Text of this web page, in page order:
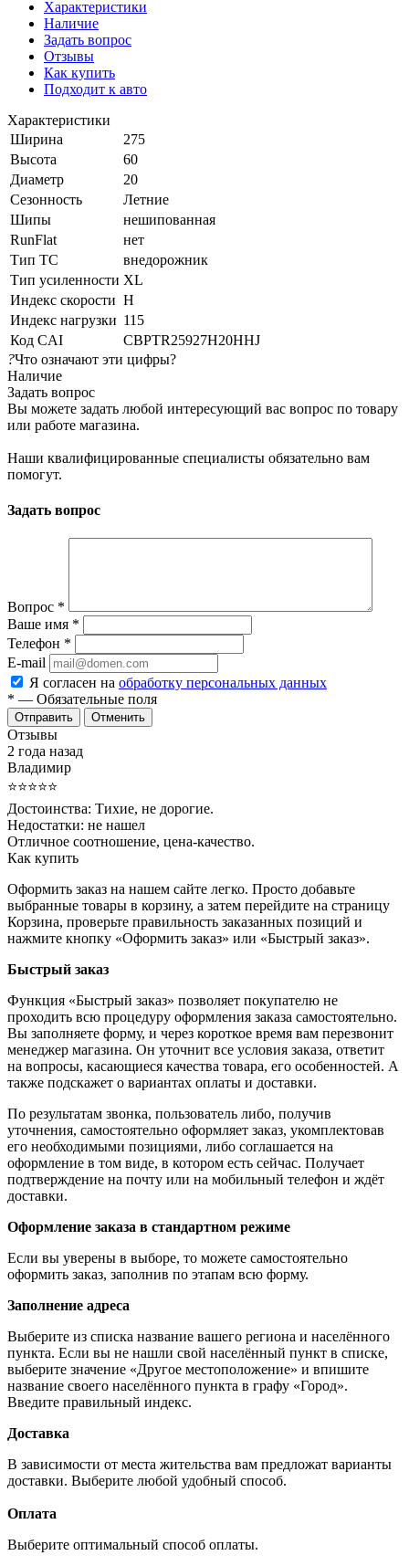
Характеристики
Наличие
Задать вопрос
Отзывы
Как купить
Подходит к авто
Характеристики
Ширина
275
Высота
60
Диаметр
20
Сезонность
Летние
Шипы
нешипованная
RunFlat
нет
Тип ТС
внедорожник
Тип усиленности XL
Индекс скорости H
Индекс нагрузки 115
Код CAI
CBPTR25927H20HHJ
?Что означают эти цифры?
Наличие
Задать вопрос
Вы можете задать любой интересующий вас вопрос по товару
или работе магазина.
Наши квалифицированные специалисты обязательно вам
помогут.
Задать вопрос
Вопрос *
Ваше имя *
Телефон *
E-mail
Я согласен на обработку персональных данных
* — Обязательные поля
Отменить
Отзывы
2 года назад
Владимир
⭐⭐⭐⭐⭐
Достоинства: Тихие, не дорогие.
Недостатки: не нашел
Отличное соотношение, цена-качество.
Как купить
Оформить заказ на нашем сайте легко. Просто добавьте
выбранные товары в корзину, а затем перейдите на страницу
Корзина, проверьте правильность заказанных позиций и
нажмите кнопку «Оформить заказ» или «Быстрый заказ».
Быстрый заказ
Функция «Быстрый заказ» позволяет покупателю не
проходить всю процедуру оформления заказа самостоятельно.
Вы заполняете форму, и через короткое время вам перезвонит
менеджер магазина. Он уточнит все условия заказа, ответит
на вопросы, касающиеся качества товара, его особенностей. А
также подскажет о вариантах оплаты и доставки.
По результатам звонка, пользователь либо, получив
уточнения, самостоятельно оформляет заказ, укомплектовав
его необходимыми позициями, либо соглашается на
оформление в том виде, в котором есть сейчас. Получает
подтверждение на почту или на мобильный телефон и ждёт
доставки.
Оформление заказа в стандартном режиме
Если вы уверены в выборе, то можете самостоятельно
оформить заказ, заполнив по этапам всю форму.
Заполнение адреса
Выберите из списка название вашего региона и населённого
пункта. Если вы не нашли свой населённый пункт в списке,
выберите значение «Другое местоположение» и впишите
название своего населённого пункта в графу «Город».
Введите правильный индекс.
Доставка
В зависимости от места жительства вам предложат варианты
доставки. Выберите любой удобный способ.
Оплата
Выберите оптимальный способ оплаты.